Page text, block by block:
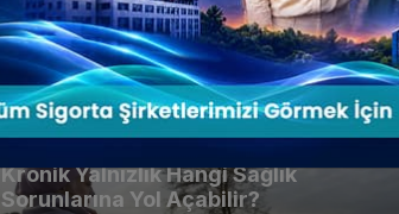
Kronik Yalnızlık Hangi Sağlık
Sorunlarına Yol Açabilir?